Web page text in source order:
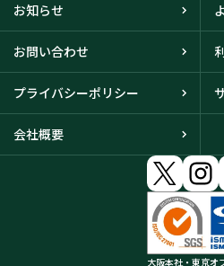
お知らせ
お問い合わせ
プライバシーポリシー
会社概要
大阪本社・東京オ